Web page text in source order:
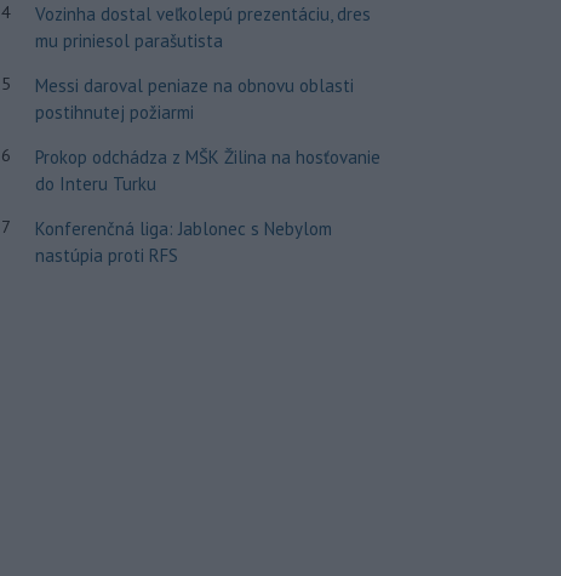
4
Vozinha dostal veľkolepú prezentáciu, dres
mu priniesol parašutista
5
Messi daroval peniaze na obnovu oblasti
postihnutej požiarmi
6
Prokop odchádza z MŠK Žilina na hosťovanie
do Interu Turku
7
Konferenčná liga: Jablonec s Nebylom
nastúpia proti RFS